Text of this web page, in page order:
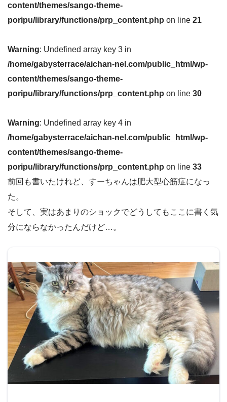
content/themes/sango-theme-
poripu/library/functions/prp_content.php on line 21
Warning: Undefined array key 3 in
/home/gabysterrace/aichan-nel.com/public_html/wp-
content/themes/sango-theme-
poripu/library/functions/prp_content.php on line 30
Warning: Undefined array key 4 in
/home/gabysterrace/aichan-nel.com/public_html/wp-
content/themes/sango-theme-
poripu/library/functions/prp_content.php on line 33
前回も書いたけれど、すーちゃんは肥大型心筋症になっ
た。
そして、実はあまりのショックでどうしてもここに書く気
分にならなかったんだけど…。